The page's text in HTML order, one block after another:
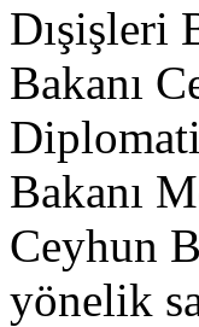
Dışişleri
Bakanı
Bakanı
Ceyhun
yönelik